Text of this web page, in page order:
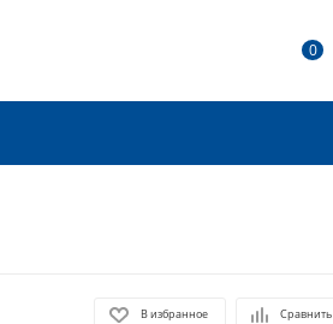
0
В избранное Сравнить